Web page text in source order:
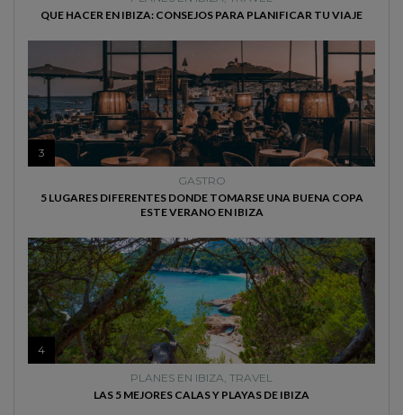
QUE HACER EN IBIZA: CONSEJOS PARA PLANIFICAR TU VIAJE
3
GASTRO
5 LUGARES DIFERENTES DONDE TOMARSE UNA BUENA COPA
ESTE VERANO EN IBIZA
4
PLANES EN IBIZA, TRAVEL
LAS 5 MEJORES CALAS Y PLAYAS DE IBIZA